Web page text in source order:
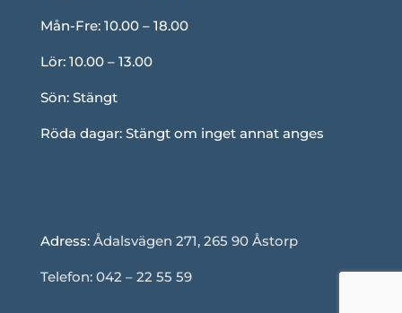
Mån-Fre: 10.00 – 18.00
Lör: 10.00 – 13.00
Sön: Stängt
Röda dagar: Stängt om inget annat anges
Adress: Ådalsvägen 271, 265 90 Åstorp
Telefon: 042 – 22 55 59